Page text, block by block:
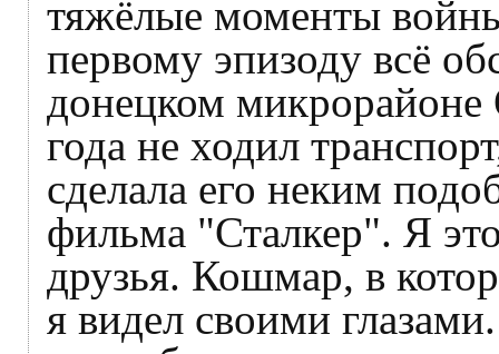
тяжёлые моменты
первому эпизоду всё
донецком микрорайоне
года не ходил
сделала его неким
фильма "Сталкер". Я
друзья. Кошмар, в
я видел своими